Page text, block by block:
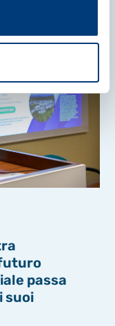
passa
suoi